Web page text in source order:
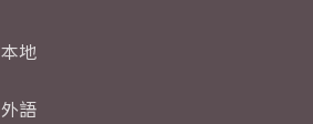
地
語